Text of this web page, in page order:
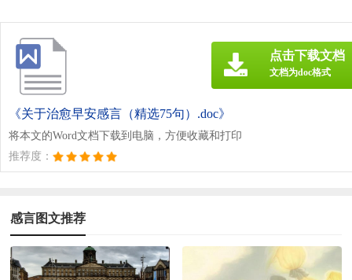
《关于治愈早安感言（精选75句）.doc》
将本文的Word文档下载到电脑，方便收藏和打印
推荐度：
点击下载文档
文档为doc格式
感言图文推荐